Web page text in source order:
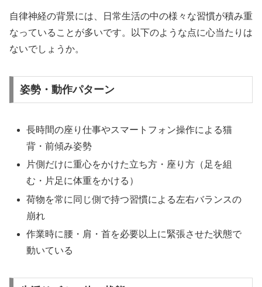
自律神経の背景には、日常生活の中の様々な習慣が積み重
なっていることが多いです。以下のような点に心当たりは
ないでしょうか。
姿勢・動作パターン
長時間の座り仕事やスマートフォン操作による猫
背・前傾み姿勢
片側だけに重心をかけた立ち方・座り方（足を組
む・片足に体重をかける）
荷物を常に同じ側で持つ習慣による左右バランスの
崩れ
作業時に腰・肩・首を必要以上に緊張させた状態で
動いている